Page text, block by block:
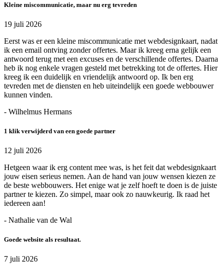
Kleine miscommunicatie, maar nu erg tevreden
19 juli 2026
Eerst was er een kleine miscommunicatie met webdesignkaart, nadat
ik een email ontving zonder offertes. Maar ik kreeg erna gelijk een
antwoord terug met een excuses en de verschillende offertes. Daarna
heb ik nog enkele vragen gesteld met betrekking tot de offertes. Hier
kreeg ik een duidelijk en vriendelijk antwoord op. Ik ben erg
tevreden met de diensten en heb uiteindelijk een goede webbouwer
kunnen vinden.
- Wilhelmus Hermans
1 klik verwijderd van een goede partner
12 juli 2026
Hetgeen waar ik erg content mee was, is het feit dat webdesignkaart
jouw eisen serieus nemen. Aan de hand van jouw wensen kiezen ze
de beste webbouwers. Het enige wat je zelf hoeft te doen is de juiste
partner te kiezen. Zo simpel, maar ook zo nauwkeurig. Ik raad het
iedereen aan!
- Nathalie van de Wal
Goede website als resultaat.
7 juli 2026